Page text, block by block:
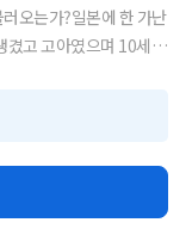
오는가?일본에 한 가난
고 고아였으며 10세부